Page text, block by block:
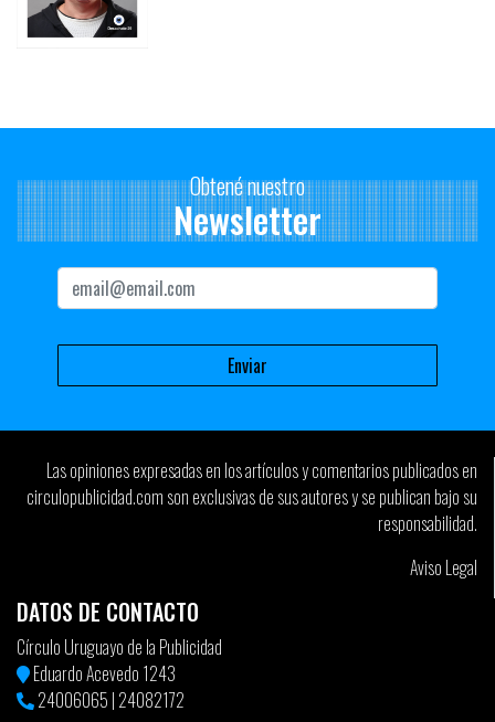
Obtené nuestro
Newsletter
Las opiniones expresadas en los artículos y comentarios publicados en
circulopublicidad.com son exclusivas de sus autores y se publican bajo su
responsabilidad.
Aviso Legal
DATOS DE CONTACTO
Círculo Uruguayo de la Publicidad
Eduardo Acevedo 1243
24006065 | 24082172